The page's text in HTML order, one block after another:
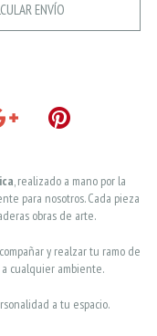
ENVÍO
, realizado a mano por la
para nosotros. Cada pieza
obras de arte.
y realzar tu ramo de
cualquier ambiente.
a tu espacio.